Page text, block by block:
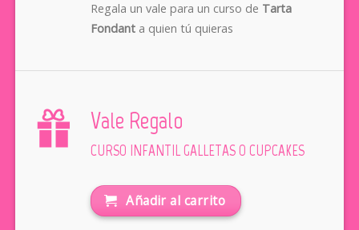
Regala un vale para un curso de Tarta
Fondanta quien tú quieras
Vale Regalo
CURSO INFANTIL GALLETAS O CUPCAKES
Añadir al carrito